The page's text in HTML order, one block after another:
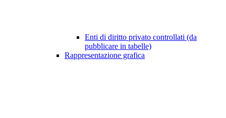
Enti di diritto privato controllati (da
pubblicare in tabelle)
Rappresentazione grafica